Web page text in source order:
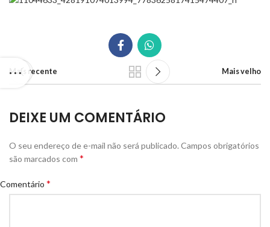
Mais recente Mais velho
DEIXE UM COMENTÁRIO
O seu endereço de e-mail não será publicado. Campos obrigatórios
são marcados com *
Comentário *